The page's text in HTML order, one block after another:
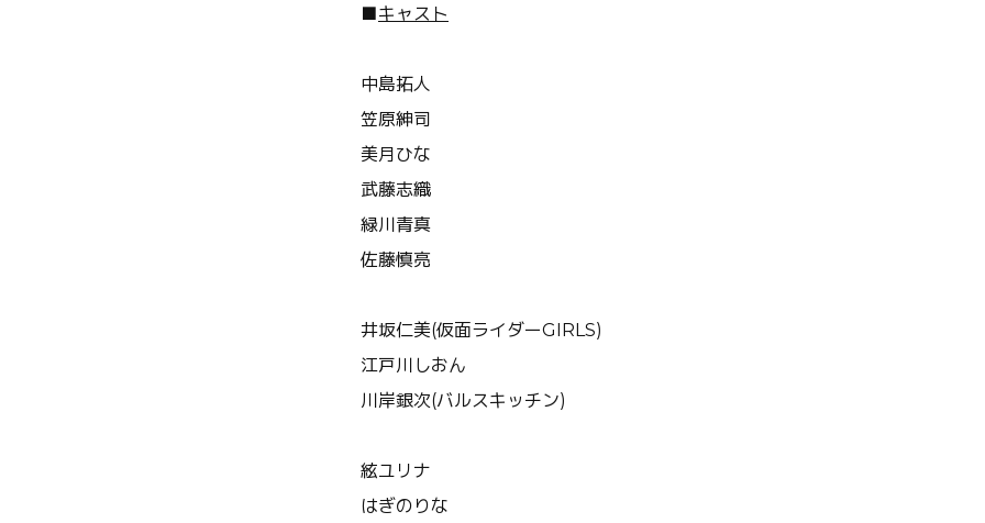
■キャスト
中島拓人
笠原紳司
美月ひな
武藤志織
緑川青真
佐藤慎亮
井坂仁美(仮面ライダーGIRLS)
江戸川しおん
川岸銀次(バルスキッチン)
絃ユリナ
はぎのりな